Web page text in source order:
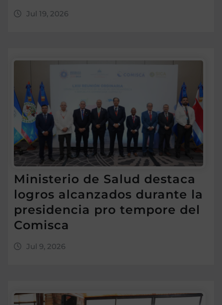
Jul 19, 2026
Ministerio de Salud destaca
logros alcanzados durante la
presidencia pro tempore del
Comisca
Jul 9, 2026